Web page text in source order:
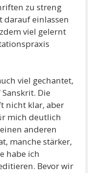
zu streng
darauf einlassen
viel gelernt
viel gechantet,
Die
nicht klar, aber
mich deutlich
anderen
manche stärker,
habe ich
Bevor wir